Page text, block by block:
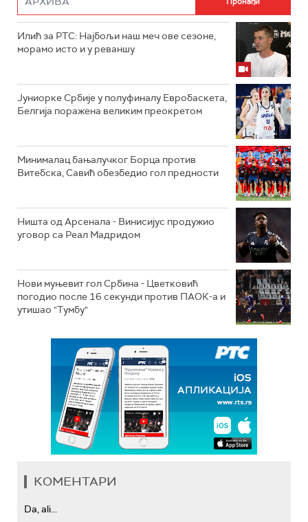
Илић за РТС: Најбољи наш меч ове сезоне,
морамо исто и у реваншу
Јуниорке Србије у полуфиналу Евробаскета,
Белгија поражена великим преокретом
Минималац бањалучког Борца против
Витебска, Савић обезбедио гол предности
Ништа од Арсенала - Винисијус продужио
уговор са Реал Мадридом
Нови муњевит гол Србина - Цветковић
погодио после 16 секунди против ПАОК-а и
утишао "Тумбу"
КОМЕНТАРИ
Da, ali...